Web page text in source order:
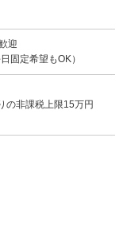
迎
固定希望もOK）
の非課税上限15万円